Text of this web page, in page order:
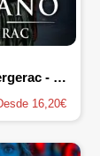
Cyrano de Bergerac - Pata Teatro
16,20€